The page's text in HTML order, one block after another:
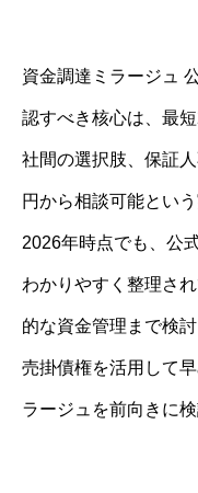
資金調達ミラージュ
認すべき核心は、最
社間の選択肢、保証
円から相談可能という
2026年時点でも、公
わかりやすく整理さ
的な資金管理まで検
売掛債権を活用して
ラージュを前向きに